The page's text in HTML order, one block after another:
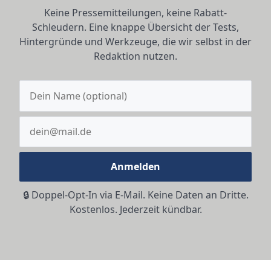
Keine Pressemitteilungen, keine Rabatt-
Schleudern. Eine knappe Übersicht der Tests,
Hintergründe und Werkzeuge, die wir selbst in der
Redaktion nutzen.
Anmelden
🔒 Doppel-Opt-In via E-Mail. Keine Daten an Dritte.
Kostenlos. Jederzeit kündbar.